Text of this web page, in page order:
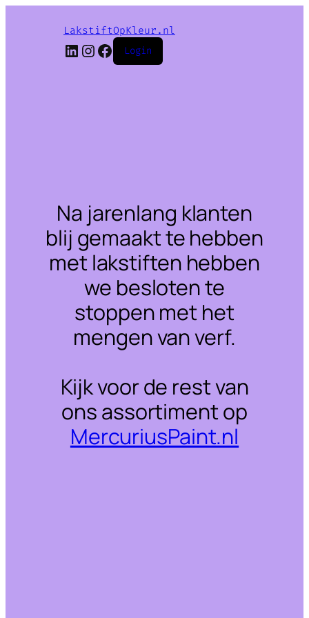
LakstiftOpKleur.nl
LinkedIn
Instagram
Facebook
Login
Na jarenlang klanten
blij gemaakt te hebben
met lakstiften hebben
we besloten te
stoppen met het
mengen van verf.
Kijk voor de rest van
ons assortiment op
MercuriusPaint.nl